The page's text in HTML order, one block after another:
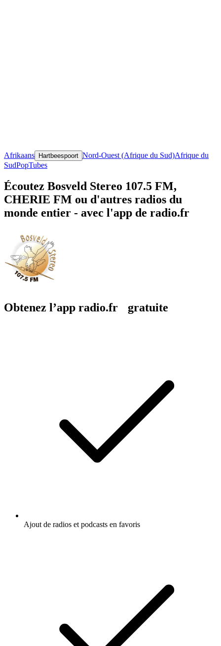
Afrikaans Hartbeespoort Nord-Ouest (Afrique du Sud)Afrique du
SudPopTubes
Écoutez Bosveld Stereo 107.5 FM,
CHERIE FM ou d'autres radios du
monde entier - avec l'app de radio.fr
Obtenez l’app radio.fr gratuite
Ajout de radios et podcasts en favoris